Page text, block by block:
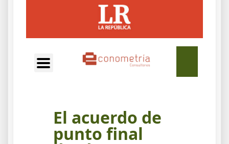
El acuerdo de
punto final